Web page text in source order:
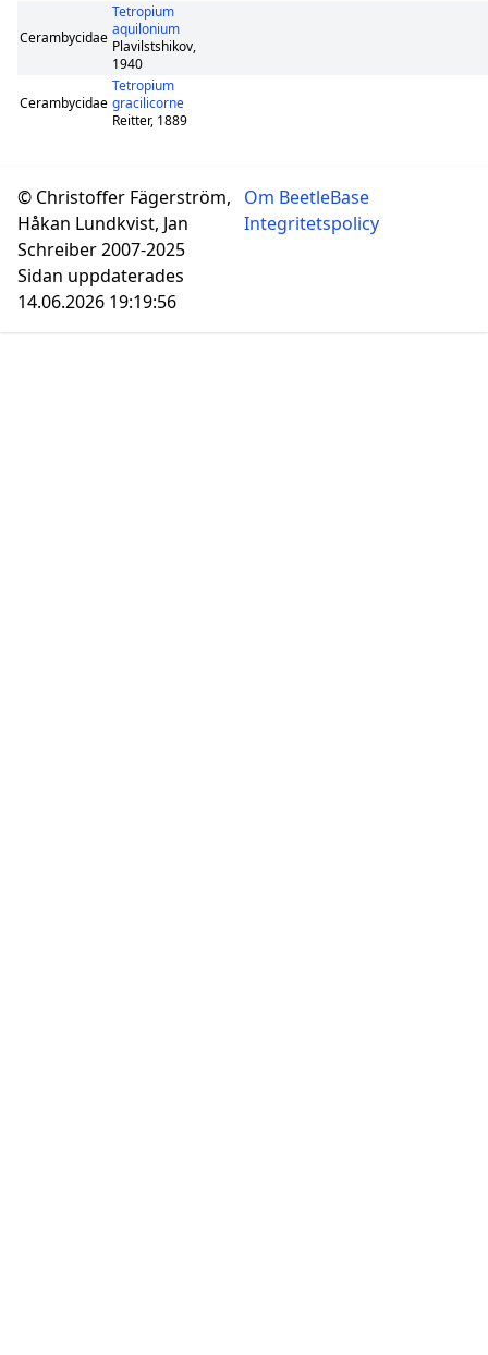
Cerambycidae
Tetropium
aquilonium
Plavilstshikov,
1940
Cerambycidae
Tetropium
gracilicorne
Reitter, 1889
© Christoffer Fägerström,
Håkan Lundkvist, Jan
Schreiber 2007-2025
Sidan uppdaterades
14.06.2026 19:19:56
Om BeetleBase
Integritetspolicy